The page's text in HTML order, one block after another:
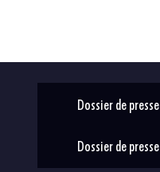
Dossier de
Dossier de